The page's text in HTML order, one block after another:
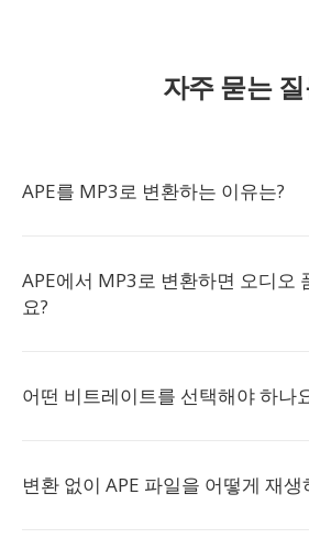
자주 묻는
APE를 MP3로 변환하는 이유는?
APE에서 MP3로 변환하면 오디오
요?
어떤 비트레이트를 선택해야 하나
변환 없이 APE 파일을 어떻게 재생